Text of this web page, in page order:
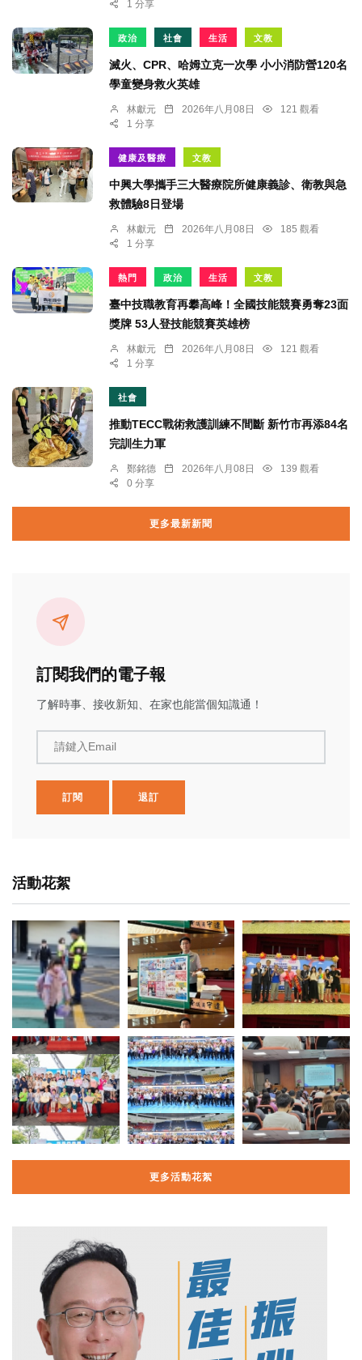
1 分享
政治 社會 生活 文教
滅火、CPR、哈姆立克一次學 小小消防營120名
學童變身救火英雄
林獻元 2026年八月08日
121 觀看
1 分享
健康及醫療 文教
中興大學攜手三大醫療院所健康義診、衛教與急
救體驗8日登場
林獻元 2026年八月08日
185 觀看
1 分享
熱門 政治 生活 文教
臺中技職教育再攀高峰！全國技能競賽勇奪23面
獎牌 53人登技能競賽英雄榜
林獻元 2026年八月08日
121 觀看
1 分享
社會
推動TECC戰術救護訓練不間斷 新竹市再添84名
完訓生力軍
鄭銘德 2026年八月08日
139 觀看
0 分享
更多最新新聞
訂閱我們的電子報
了解時事、接收新知、在家也能當個知識通！
請鍵入Email
訂閱 退訂
活動花絮
更多活動花絮